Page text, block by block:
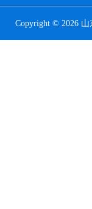
Copyright © 2026